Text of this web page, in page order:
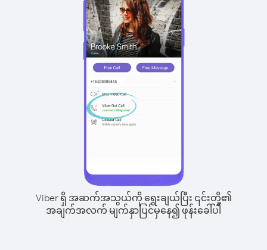
Viber ရှိ အဆက်အသွယ်ကို ရွေးချယ်ပြီး ၎င်းတို့၏
အချက်အလက် မျက်နှာပြင်မှနေ၍ ဖုန်းခေါ်ပါ